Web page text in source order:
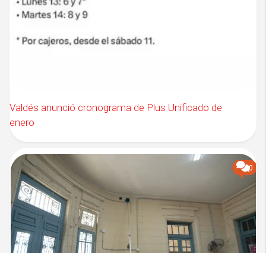
Valdés anunció cronograma de Plus Unificado de
enero
0